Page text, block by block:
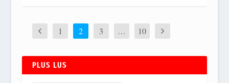
1 2 3 … 10
PLUS LUS